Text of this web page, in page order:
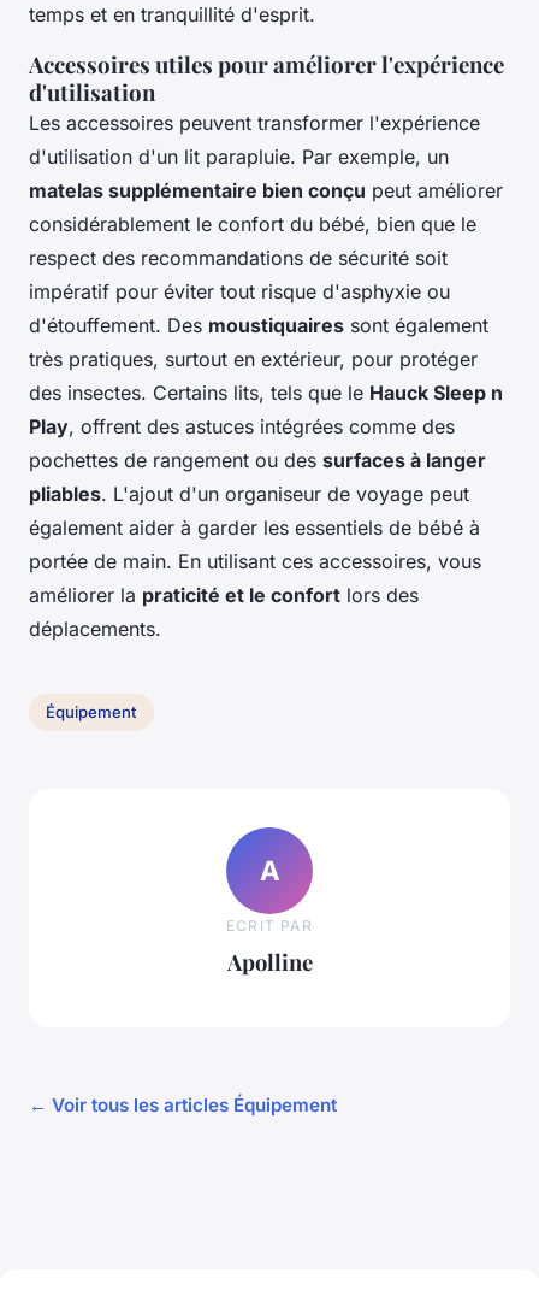
temps et en tranquillité d'esprit.
Accessoires utiles pour améliorer l'expérience
d'utilisation
Les accessoires peuvent transformer l'expérience
d'utilisation d'un lit parapluie. Par exemple, un
matelas supplémentaire bien conçu peut améliorer
considérablement le confort du bébé, bien que le
respect des recommandations de sécurité soit
impératif pour éviter tout risque d'asphyxie ou
d'étouffement. Des moustiquaires sont également
très pratiques, surtout en extérieur, pour protéger
des insectes. Certains lits, tels que le Hauck Sleep n
Play, offrent des astuces intégrées comme des
pochettes de rangement ou des surfaces à langer
pliables. L'ajout d'un organiseur de voyage peut
également aider à garder les essentiels de bébé à
portée de main. En utilisant ces accessoires, vous
améliorer la praticité et le confort lors des
déplacements.
Équipement
A
ECRIT PAR
Apolline
← Voir tous les articles Équipement